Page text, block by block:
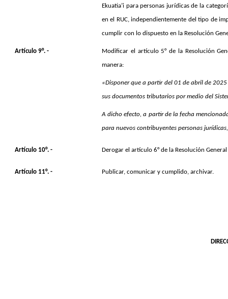
Ekuatia’i para personas jurídicas de la
en el RUC, independientemente del tipo de
cumplir con lo dispuesto en la Resolución
Artículo 9°. - Modificar el artículo 5° de la Resolución
manera:
«Disponer que a partir del 01 de abril de
sus documentos tributarios por medio del
A dicho efecto, a partir de la fecha
para nuevos contribuyentes personas
Artículo 10°. - Derogar el artículo 6° de la Resolución
Artículo 11°. - Publicar, comunicar y cumplido, archivar.